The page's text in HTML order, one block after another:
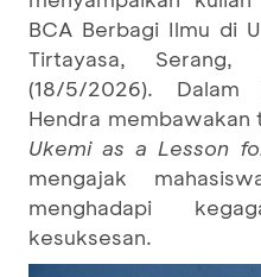
BCA Berbagi Ilmu di
Tirtayasa,
(18/5/2026). Dalam
Hendra membawakan
Ukemi as a Lesson
mengajak
menghadapi
kesuksesan.